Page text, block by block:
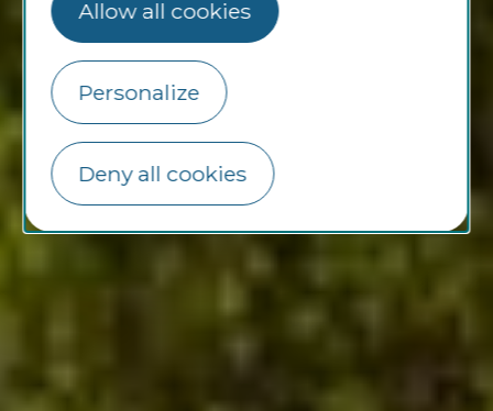
Allow all cookies
Personalize
Deny all cookies